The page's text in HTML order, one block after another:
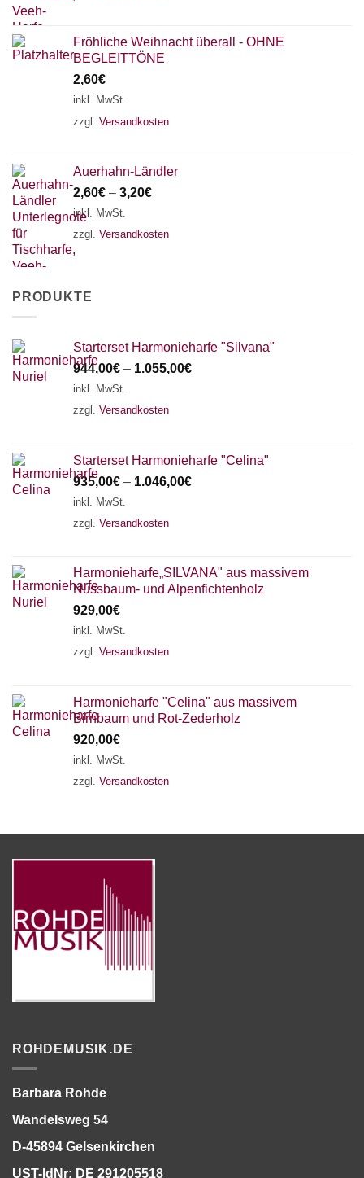
Fröhliche Weihnacht überall - OHNE
BEGLEITTÖNE
2,60€
inkl. MwSt.
zzgl. Versandkosten
Auerhahn-Ländler
2,60€ – 3,20€
inkl. MwSt.
zzgl. Versandkosten
PRODUKTE
Starterset Harmonieharfe "Silvana"
944,00€ – 1.055,00€
inkl. MwSt.
zzgl. Versandkosten
Starterset Harmonieharfe "Celina"
935,00€ – 1.046,00€
inkl. MwSt.
zzgl. Versandkosten
Harmonieharfe„SILVANA" aus massivem
Nussbaum- und Alpenfichtenholz
929,00€
inkl. MwSt.
zzgl. Versandkosten
Harmonieharfe "Celina" aus massivem
Birnbaum und Rot-Zederholz
920,00€
inkl. MwSt.
zzgl. Versandkosten
ROHDEMUSIK.DE
Barbara Rohde
Wandelsweg 54
D-45894 Gelsenkirchen
UST-IdNr: DE 291205518